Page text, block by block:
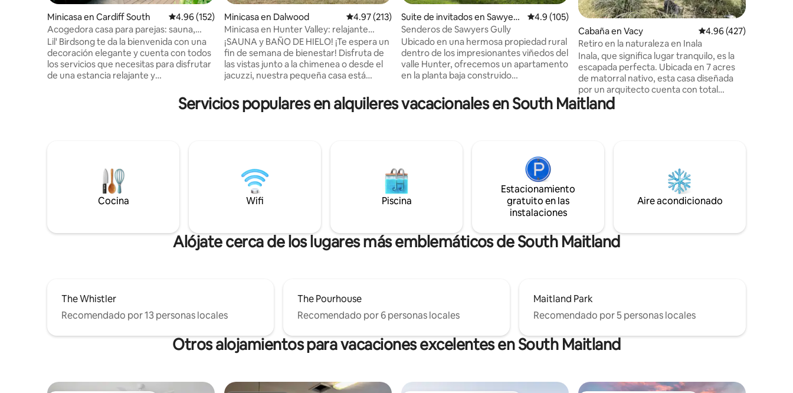
Minicasa en Cardiff South Calificación promedio: 4.96 de 5, 152 reseñas
4.96 (152)
Acogedora casa para parejas: sauna,
baño al aire libre, fogata
Lil' Birdsong te da la bienvenida con una
decoración elegante y cuenta con todos
los servicios que necesitas para disfrutar
de una estancia relajante y
rodeado de los sonidos pacíficos de las
aves autóctonas cercanas y vistas
lago Mac y las épicas playas de Newys, el
lugar ideal para ver el amanecer o la
Minicasa en Dalwood Calificación promedio: 4.97 de 5, 213 reseñas
4.97 (213)
Minicasa en Hunter Valley: relajante
retiro campestre
¡SAUNA y BAÑO DE HIELO! ¡Te espera un
fin de semana de bienestar! Disfruta de
las vistas junto a la chimenea o desde el
jacuzzi, nuestra pequeña casa está
cocinar. ¡Encuéntranos en la región
vinícola de Hunter Valley en 50 acres
muy relajante y tranquila. ¡Cerca de
bodegas, cafeterías y tiendas de
comestibles de Hunter Valley! Consulta
Suite de invitados en Sawyers
Gully
Calificación promedio: 4.9 de 5, 105 reseñas
4.9 (105)
Senderos de Sawyers Gully
Ubicado en una hermosa propiedad rural
dentro de los impresionantes viñedos del
valle Hunter, ofrecemos un apartamento
en la planta baja construido
silencioso para relajarse. El apartamento
cuenta con acabados de calidad e
estarás rodeado de naturaleza, historia y
todo lo demás por lo que el valle Hunter
es famoso. Haz tanto o tan poco como
quieras. Relájate y desconecta en este
alojamiento tranquilo y elegante.
Cabaña en Vacy Calificación promedio:
4.96 (427)
Retiro en la naturaleza en Inala
Inala, que significa lugar tranquilo, es la
escapada perfecta. Ubicada en 7 acres
de matorral nativo, esta casa diseñada
por un arquitecto cuenta con total
privacidad y ofrece vistas espectaculares
a los Barrington Tops a través de sus
luminosa y espaciosa y el antídoto
perfecto para una vida agitada. Tenemos
2 dormitorios con camas tamaño king,
una de las cuales se divide en dos
Servicios populares en alquileres vacacionales en South Maitland
Cocina Wifi Piscina
Estacionamiento
gratuito en las
instalaciones
Aire acondicionado
Alójate cerca de los lugares más emblemáticos de South Maitland
The Whistler
Recomendado por 13 personas locales
The Pourhouse
Recomendado por 6 personas locales
Maitland Park
Recomendado por 5 personas locales
Otros alojamientos para vacaciones excelentes en South Maitland